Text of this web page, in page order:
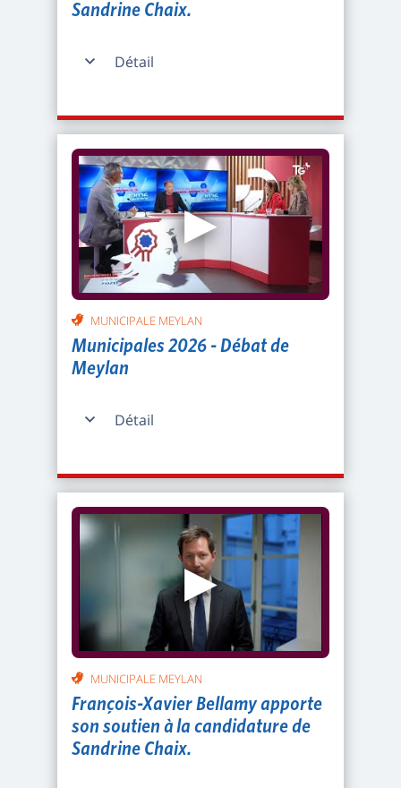
Sandrine Chaix.
Détail
▶
MUNICIPALE MEYLAN
Municipales 2026 - Débat de
Meylan
Détail
▶
MUNICIPALE MEYLAN
François-Xavier Bellamy apporte
son soutien à la candidature de
Sandrine Chaix.